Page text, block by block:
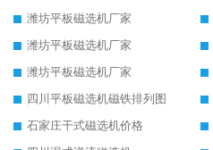
潍坊平板磁选机厂家
潍坊平板磁选机厂家
潍坊平板磁选机厂家
四川平板磁选机磁铁排列图
石家庄干式磁选机价格